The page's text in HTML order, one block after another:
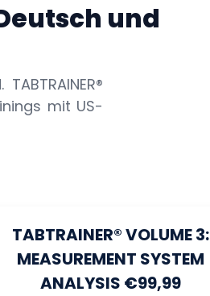
und
mit US-
TABTRAINER® VOLUME 3:
MEASUREMENT SYSTEM
ANALYSIS €99,99